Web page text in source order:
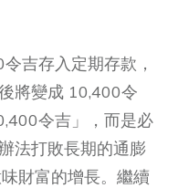
吉存入定期存款，
將變成 10,400令
令吉」，而是必
法打敗長期的通膨
財富的增長。繼續